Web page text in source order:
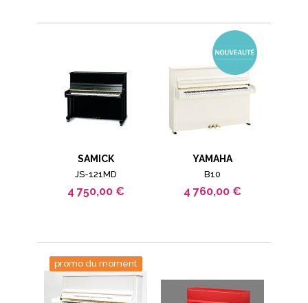
SAMICK
JS-121MD
4 750,00 €
YAMAHA
B10
4 760,00 €
promo du moment